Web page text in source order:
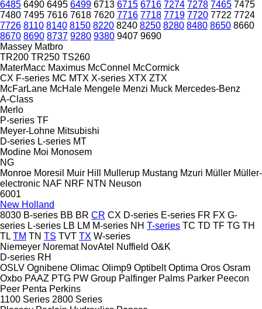
6485 6490 6495 6499 6713 6715 6716 7274 7278 7465 7475
7480 7495 7616 7618 7620 7716 7718 7719 7720 7722 7724
7726 8110 8140 8150 8220 8240 8250 8280 8480 8650 8660
8670 8690 8737 9280 9380 9407 9690
Massey Matbro
TR200 TR250 TS260
MaterMacc Maximus McConnel McCormick
CX F-series MC MTX X-series XTX ZTX
McFarLane McHale Mengele Menzi Muck Mercedes-Benz
A-Class
Merlo
P-series TF
Meyer-Lohne Mitsubishi
D-series L-series MT
Modine Moi Monosem
NG
Monroe Moresil Muir Hill Mullerup Mustang Mzuri Müller Müller-
electronic NAF NRF NTN Neuson
6001
New Holland
8030 B-series BB BR CR CX D-series E-series FR FX G-
series L-series LB LM M-series NH T-series TC TD TF TG TH
TL TM TN TS TVT TX W-series
Niemeyer Noremat NovAtel Nuffield O&K
D-series RH
OSLV Ognibene Olimac Olimp9 Optibelt Optima Oros Osram
Oxbo PAAZ PTG PW Group Palfinger Palms Parker Peecon
Peer Penta Perkins
1100 Series 2800 Series